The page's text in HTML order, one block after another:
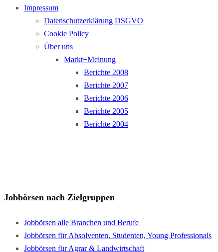
Impressum
Datenschutzerklärung DSGVO
Cookie Policy
Über uns
Markt+Meinung
Berichte 2008
Berichte 2007
Berichte 2006
Berichte 2005
Berichte 2004
Jobbörsen nach Zielgruppen
Jobbörsen alle Branchen und Berufe
Jobbörsen für Absolventen, Studenten, Young Professionals
Jobbörsen für Agrar & Landwirtschaft